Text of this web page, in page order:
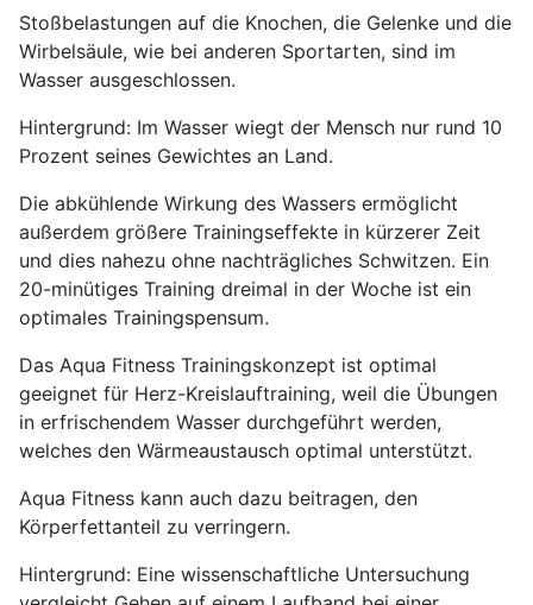
Stoßbelastungen auf die Knochen, die Gelenke und die
Wirbelsäule, wie bei anderen Sportarten, sind im
Wasser ausgeschlossen.
Hintergrund: Im Wasser wiegt der Mensch nur rund 10
Prozent seines Gewichtes an Land.
Die abkühlende Wirkung des Wassers ermöglicht
außerdem größere Trainingseffekte in kürzerer Zeit
und dies nahezu ohne nachträgliches Schwitzen. Ein
20-minütiges Training dreimal in der Woche ist ein
optimales Trainingspensum.
Das Aqua Fitness Trainingskonzept ist optimal
geeignet für Herz-Kreislauftraining, weil die Übungen
in erfrischendem Wasser durchgeführt werden,
welches den Wärmeaustausch optimal unterstützt.
Aqua Fitness kann auch dazu beitragen, den
Körperfettanteil zu verringern.
Hintergrund: Eine wissenschaftliche Untersuchung